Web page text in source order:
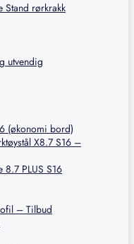
Stand rørkrakk
utvendig
(økonomi bord)
X8.7 S16 –
8.7 PLUS S16
– Tilbud